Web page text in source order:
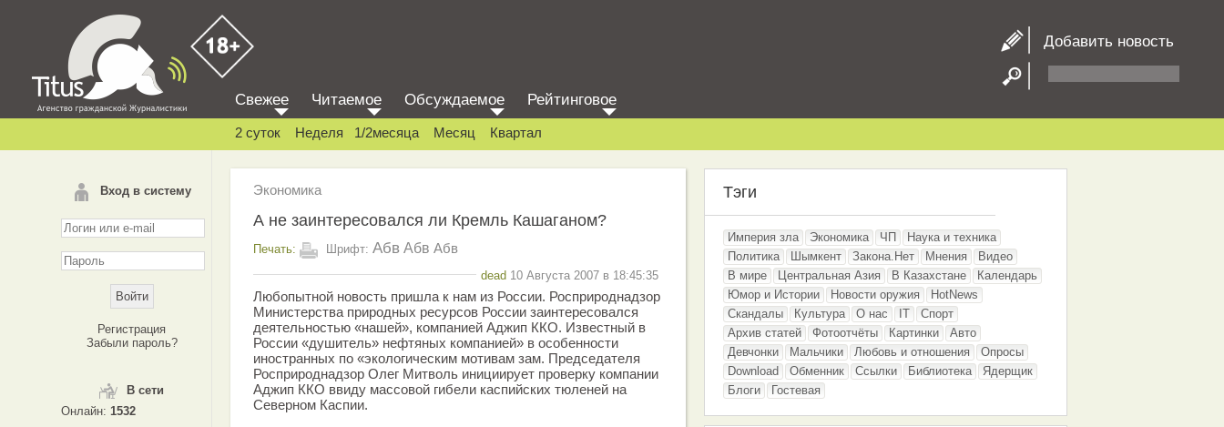
Добавить новость
Вход в систему
Регистрация
Забыли пароль?
В сети
Онлайн: 1532
Свежее Читаемое Обсуждаемое Рейтинговое
2 суток Неделя 1/2месяца Месяц Квартал
Экономика
А не заинтересовался ли Кремль Кашаганом?
Печать: Шрифт: Абв Абв Абв
dead 10 Августа 2007 в 18:45:35
Любопытной новость пришла к нам из России. Росприроднадзор
Министерства природных ресурсов России заинтересовался
деятельностью «нашей», компанией Аджип ККО. Известный в
России «душитель» нефтяных компанией» в особенности
иностранных по «экологическим мотивам зам. Председателя
Росприроднадзор Олег Митволь инициирует проверку компании
Аджип ККО ввиду массовой гибели каспийских тюленей на
Северном Каспии.
Тэги
Империя зла Экономика ЧП
Наука и техника
Политика
Шымкент Закона.Нет Мнения
Видео
В мире
Центральная Азия В Казахстане
Календарь
Юмор и Истории
Новости оружия
HotNews
Скандалы
Культура О нас IT
Спорт
Архив статей
Фотоотчёты Картинки
Авто
Девчонки
Мальчики Любовь и отношения
Опросы
Download
Обменник Ссылки Библиотека
Ядерщик
Блоги
Гостевая